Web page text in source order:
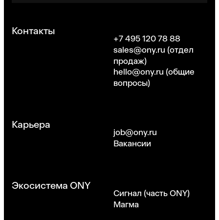
Контакты
+7 495 120 78 88
sales@ony.ru (отдел
продаж)
hello@ony.ru (общие
вопросы)
Карьера
job@ony.ru
Вакансии
Экосистема ONY
Сигнал (часть ONY)
Магма